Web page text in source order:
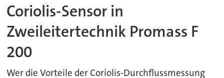
Coriolis-Sensor in
Zweileitertechnik Promass F
200
Wer die Vorteile der Coriolis-Durchflussmessung